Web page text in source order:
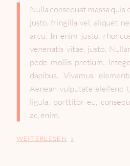
Nulla consequat massa quis
justo, fringilla vel, aliquet
arcu. In enim justo,
venenatis vitae, justo.
pede mollis pretium.
dapibus. Vivamus
Aenean vulputate eleifend
ligula, porttitor eu,
ac, enim.
WEITERLESEN